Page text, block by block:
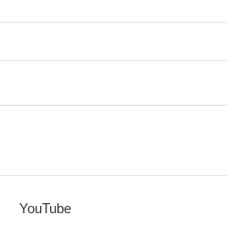
YouTube